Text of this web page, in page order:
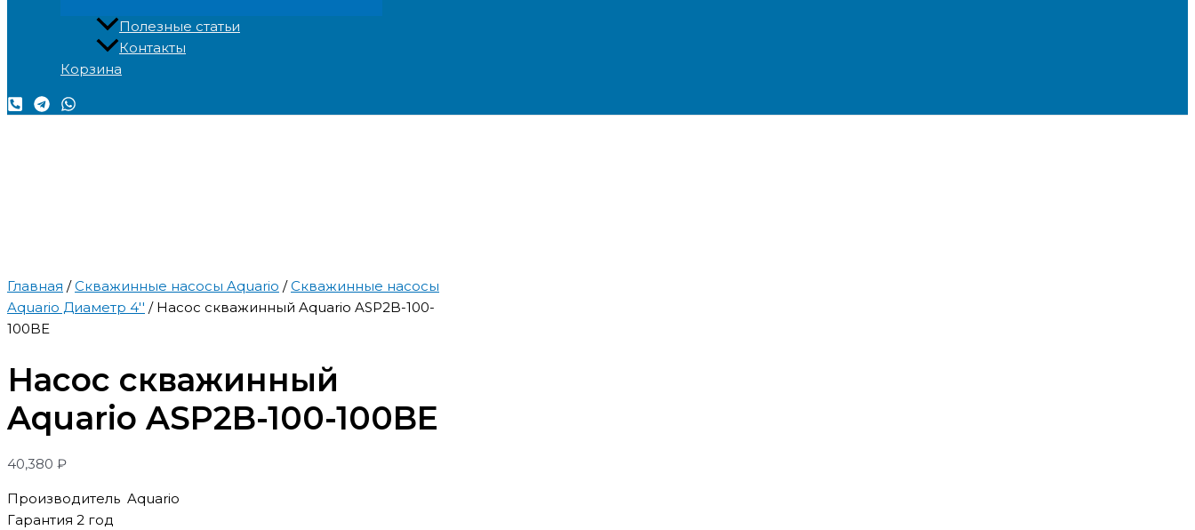
Полезные статьи
Контакты
Корзина
Главная /Скважинные насосы Aquario /Скважинные насосы
Aquario Диаметр 4'' / Насос скважинный Aquario ASP2B-100-
100BE
Насос скважинный
Aquario ASP2B-100-100BE
40,380 ₽
Производитель Aquario
Гарантия 2 год